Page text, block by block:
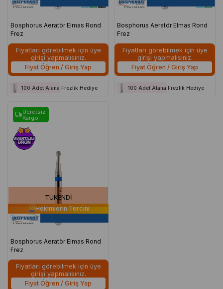
Bosphorus Aeratör Elmas Rond
Frez
100 Adet Alana Frezlik Hediye
Fiyatları görebilmek için üye
girişi yapmalısınız.
Fiyat Öğren / Giriş Yap
Bosphorus Aeratör Elmas Rond
Frez
100 Adet Alana Frezlik Hediye
Fiyatları görebilmek için üye
girişi yapmalısınız.
Fiyat Öğren / Giriş Yap
TÜKENDI
Bosphorus Aeratör Elmas Rond
Frez
Hekimlerin Tercihi
Fiyatları görebilmek için üye
girişi yapmalısınız.
Fiyat Öğren / Giriş Yap
Ücretsiz
Kargo